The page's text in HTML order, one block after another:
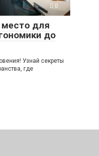
0
для
до
Узнай секреты
где